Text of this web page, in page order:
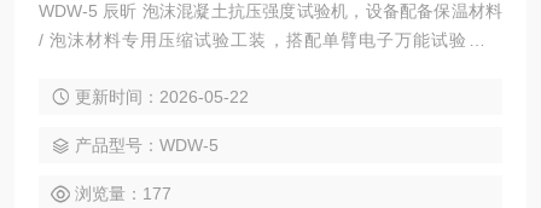
WDW-5 辰昕 泡沫混凝土抗压强度试验机，设备配备保温材料
/ 泡沫材料专用压缩试验工装，搭配单臂电子万能试验机使
保温材料、泡沫材料在轴向压缩载荷下的力学性能，是评价材
检测机构、保温材料生产企业、施工实验室及科研院校。
更新时间：2026-05-22
产品型号：WDW-5
浏览量：177